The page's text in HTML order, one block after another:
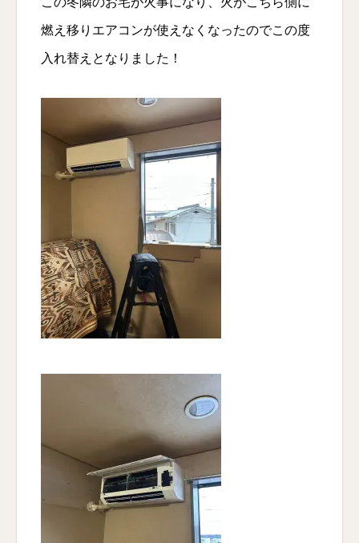
燃え移りエアコンが使えなくなったのでこの度
入れ替えとなりました！